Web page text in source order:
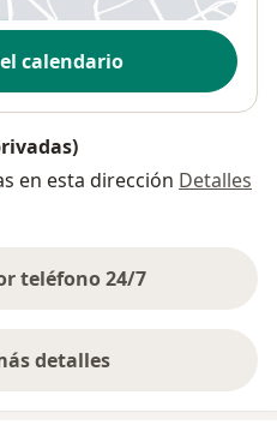
calendario
en esta dirección Detalles
teléfono 24/7
detalles
sobre la dirección